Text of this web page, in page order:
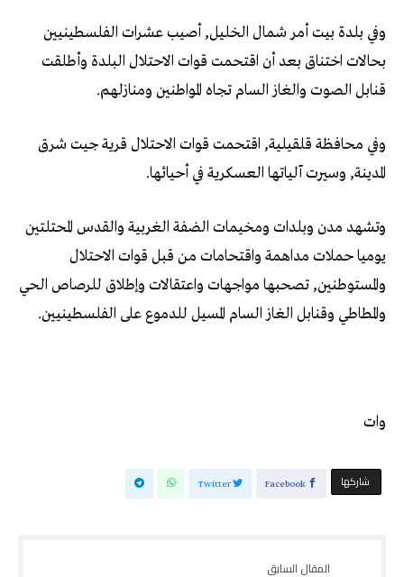
وفي بلدة بيت أمر شمال الخليل, أصيب عشرات الفلسطينيين
بحالات اختناق بعد أن اقتحمت قوات الاحتلال البلدة وأطلقت
قنابل الصوت والغاز السام تجاه المواطنين ومنازلهم.
وفي محافظة قلقيلية, اقتحمت قوات الاحتلال قرية جيت شرق
المدينة, وسيرت آلياتها العسكرية في أحيائها.
وتشهد مدن وبلدات ومخيمات الضفة الغربية والقدس المحتلتين
يوميا حملات مداهمة واقتحامات من قبل قوات الاحتلال
والمستوطنين, تصحبها مواجهات واعتقالات وإطلاق للرصاص الحي
والمطاطي وقنابل الغاز السام المسيل للدموع على الفلسطينيين.
وات
‫‫ شاركها‬ Facebook
Twitter